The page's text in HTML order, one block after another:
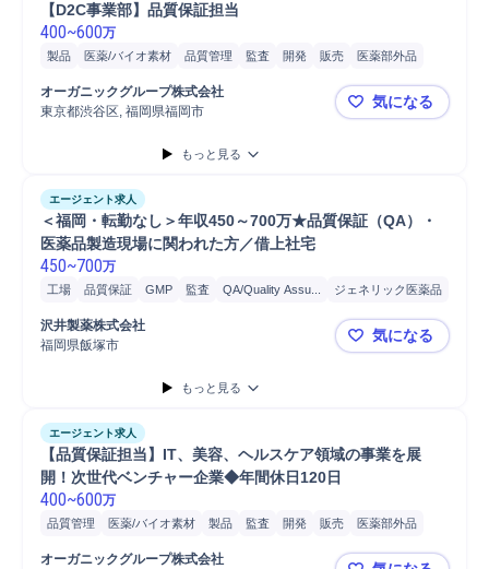
【D2C事業部】品質保証担当
400~600万
製品 医薬/バイオ素材 品質管理 監査 開発 販売
医薬部外品
GQP 製造管理
オーガニックグループ株式会社
東京都渋谷区, 福岡県福岡市
【D2C事業
気になる
もっと見る
エージェント求人
＜福岡・転勤なし＞年収450～700万★品質保証（QA）・
医薬品製造現場に関われた方／借上社宅
450~700万
工場 品質保証 GMP 監査 QA/Quality Assu... ジェネリック医薬品
沢井製薬株式会社
福岡県飯塚市
＜福岡・転
気になる
もっと見る
エージェント求人
【品質保証担当】IT、美容、ヘルスケア領域の事業を展
400~600万
品質管理 医薬/バイオ素材 製品 監査 開発 販売
医薬部外品
監査対応 GMP
オーガニックグループ株式会社